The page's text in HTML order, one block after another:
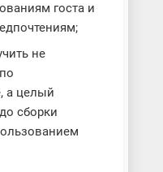
госта и
не
а целый
сборки